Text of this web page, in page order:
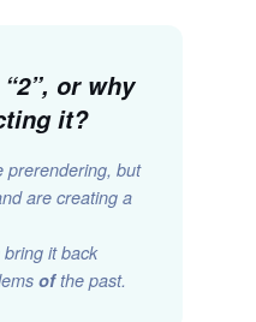
or why
it?
prerendering, but
are creating a
it back
ofthe past.